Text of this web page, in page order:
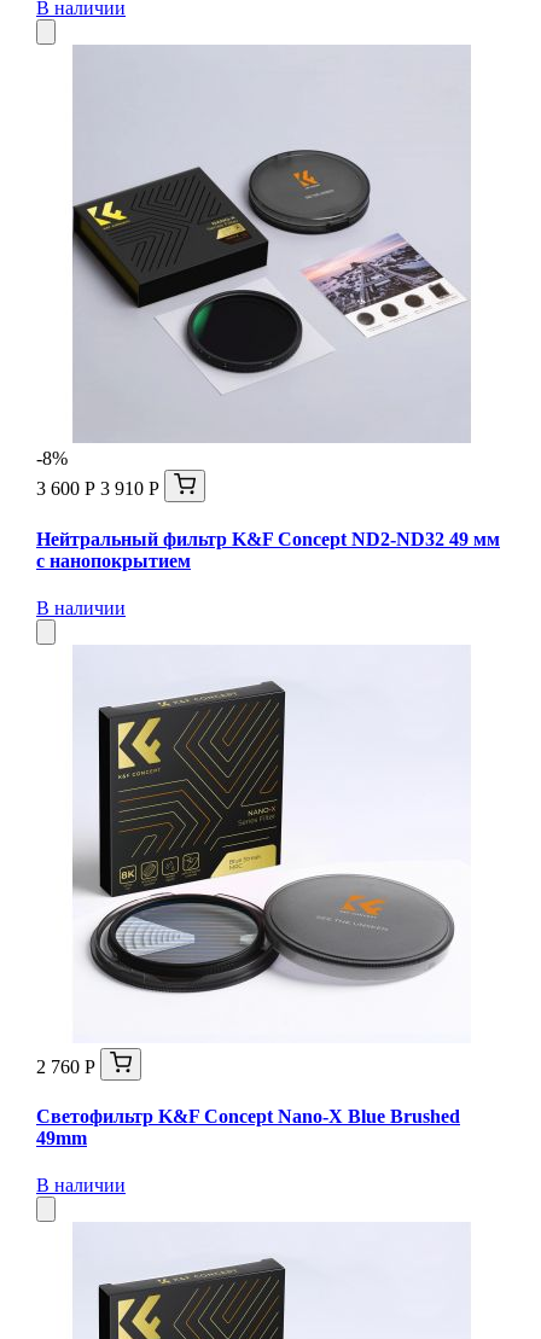
В наличии
-8%
3 600 Р 3 910 Р
Нейтральный фильтр K&F Concept ND2-ND32 49 мм
с нанопокрытием
В наличии
2 760 Р
Светофильтр K&F Concept Nano-X Blue Brushed
49mm
В наличии